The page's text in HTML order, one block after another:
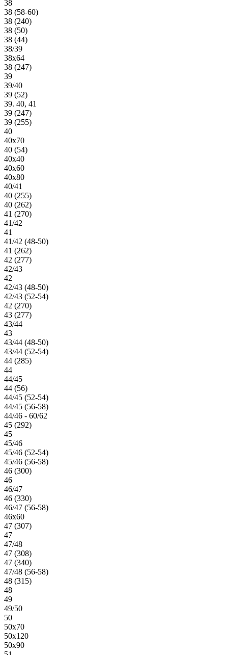
38
38 (58-60)
38 (240)
38 (50)
38 (44)
38/39
38х64
38 (247)
39
39/40
39 (52)
39. 40, 41
39 (247)
39 (255)
40
40х70
40 (54)
40х40
40х60
40х80
40/41
40 (255)
40 (262)
41 (270)
41/42
41
41/42 (48-50)
41 (262)
42 (277)
42/43
42
42/43 (48-50)
42/43 (52-54)
42 (270)
43 (277)
43/44
43
43/44 (48-50)
43/44 (52-54)
44 (285)
44
44/45
44 (56)
44/45 (52-54)
44/45 (56-58)
44/46 - 60/62
45 (292)
45
45/46
45/46 (52-54)
45/46 (56-58)
46 (300)
46
46/47
46 (330)
46/47 (56-58)
46х60
47 (307)
47
47/48
47 (308)
47 (340)
47/48 (56-58)
48 (315)
48
49
49/50
50
50х70
50х120
50х90